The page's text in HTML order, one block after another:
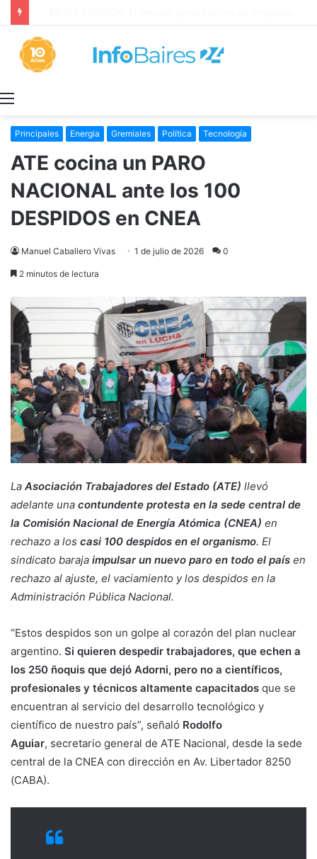
Principales Energia Gremiales Política Tecnología
ATE cocina un PARO
NACIONAL ante los 100
DESPIDOS en CNEA
Manuel Caballero Vivas 1 de julio de 2026 0
2 minutos de lectura
La Asociación Trabajadores del Estado (ATE) llevó
adelante una contundente protesta en la sede central de
la Comisión Nacional de Energía Atómica (CNEA) en
rechazo a los casi 100 despidos en el organismo. El
sindicato baraja impulsar un nuevo paro en todo el país en
rechazo al ajuste, el vaciamiento y los despidos en la
Administración Pública Nacional.
“Estos despidos son un golpe al corazón del plan nuclear
argentino. Si quieren despedir trabajadores, que echen a
los 250 ñoquis que dejó Adorni, pero no a científicos,
profesionales y técnicos altamente capacitados que se
encuentran al servicio del desarrollo tecnológico y
científico de nuestro país”, señaló Rodolfo
Aguiar, secretario general de ATE Nacional, desde la sede
central de la CNEA con dirección en Av. Libertador 8250
(CABA).